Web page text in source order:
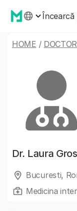
HOME /
Dr. Laura
Bucuresti,
Medicina